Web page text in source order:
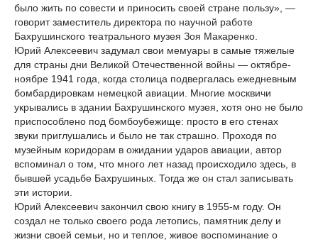
было жить по совести и приносить своей стране пользу», —
говорит заместитель директора по научной работе
Бахрушинского театрального музея Зоя Макаренко.
Юрий Алексеевич задумал свои мемуары в самые тяжелые
для страны дни Великой Отечественной войны — октябре-
ноябре 1941 года, когда столица подвергалась ежедневным
бомбардировкам немецкой авиации. Многие москвичи
укрывались в здании Бахрушинского музея, хотя оно не было
приспособлено под бомбоубежище: просто в его стенах
звуки приглушались и было не так страшно. Проходя по
музейным коридорам в ожидании ударов авиации, автор
вспоминал о том, что много лет назад происходило здесь, в
бывшей усадьбе Бахрушиных. Тогда же он стал записывать
эти истории.
Юрий Алексеевич закончил свою книгу в 1955-м году. Он
создал не только своего рода летопись, памятник делу и
жизни своей семьи, но и теплое, живое воспоминание о